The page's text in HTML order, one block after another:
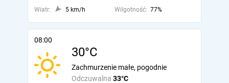
Wiatr: 5 km/h Wilgotność: 77%
08:00
30°C
Odczuwalna 33°C
Zachmurzenie małe, pogodnie